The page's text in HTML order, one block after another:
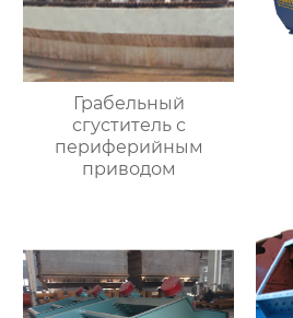
Грабельный
сгуститель с
периферийным
приводом